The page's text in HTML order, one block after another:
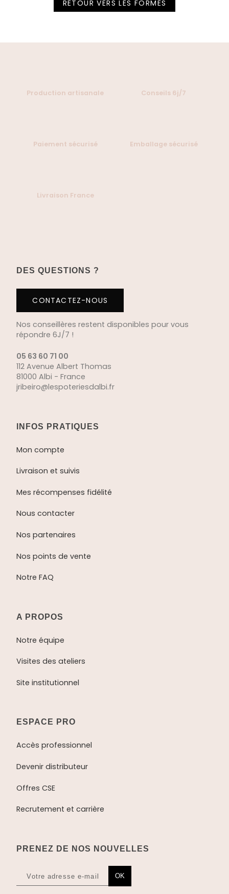
RETOUR VERS LES FORMES
Production artisanale Conseils 6j/7
Paiement sécurisé Emballage sécurisé
Livraison France
DES QUESTIONS ?
CONTACTEZ-NOUS
Nos conseillères restent disponibles pour vous
répondre 6J/7 !
05 63 60 71 00
112 Avenue Albert Thomas
81000 Albi - France
jribeiro@lespoteriesdalbi.fr
INFOS PRATIQUES
Mon compte
Livraison et suivis
Mes récompenses fidélité
Nous contacter
Nos partenaires
Nos points de vente
Notre FAQ
A PROPOS
Notre équipe
Visites des ateliers
Site institutionnel
ESPACE PRO
Accès professionnel
Devenir distributeur
Offres CSE
Recrutement et carrière
PRENEZ DE NOS NOUVELLES
OK